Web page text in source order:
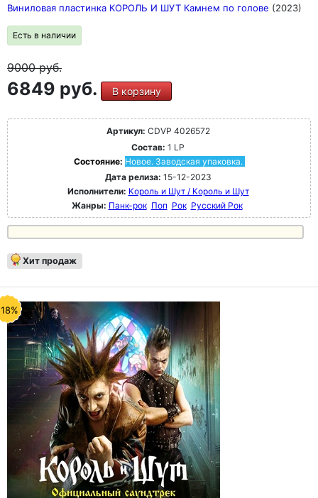
Виниловая пластинка КОРОЛЬ И ШУТ Камнем по голове (2023)
Есть в наличии
9000руб.
6849 руб. В корзину
Артикул: CDVP 4026572
Состав: 1 LP
Состояние: Новое. Заводская упаковка.
Дата релиза: 15-12-2023
Исполнители: Король и Шут / Король и Шут
Жанры: Панк-рок Поп Рок Русский Рок
Хит продаж